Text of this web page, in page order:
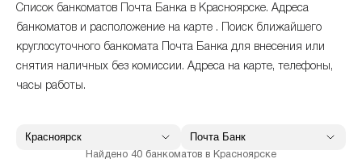
Список банкоматов Почта Банка в Красноярске. Адреса
банкоматов и расположение на карте . Поиск ближайшего
круглосуточного банкомата Почта Банка для внесения или
снятия наличных без комиссии. Адреса на карте, телефоны,
часы работы.
Найдено 40 банкоматов в Красноярске